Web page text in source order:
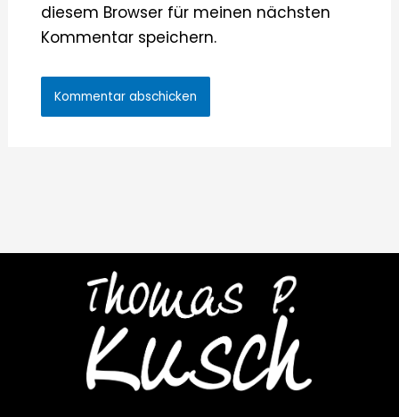
diesem Browser für meinen nächsten
Kommentar speichern.